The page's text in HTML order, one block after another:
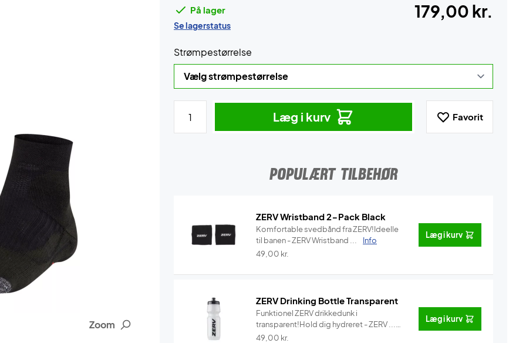
Zoom
På lager
Se lagerstatus
179,00 kr.
Strømpestørrelse
Læg i kurv Favorit
POPULÆRT TILBEHØR
ZERV Wristband 2-Pack Black
Komfortable svedbånd fra ZERV!Ideelle
til banen - ZERV Wristband ...
Info
49,00 kr.
Læg i kurv
ZERV Drinking Bottle Transparent
Funktionel ZERV drikkedunk i
transparent!Hold dig hydreret - ZERV ...
Info
49,00 kr.
Læg i kurv